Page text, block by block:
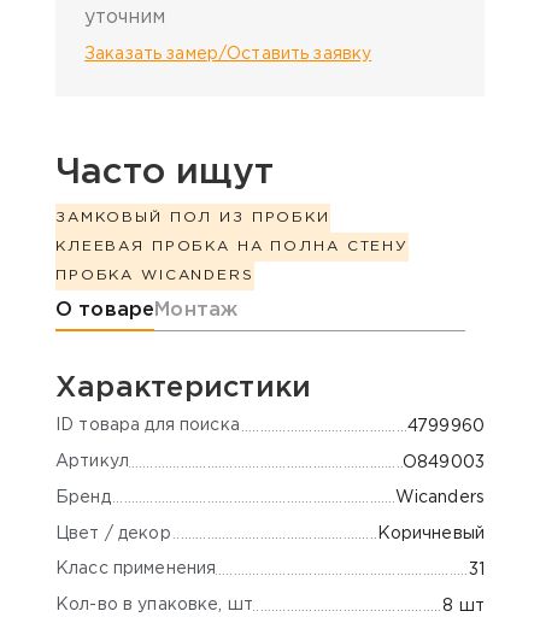
уточним
Заказать замер/Оставить заявку
Часто ищут
ЗАМКОВЫЙ ПОЛ ИЗ ПРОБКИ
КЛЕЕВАЯ ПРОБКА НА ПОЛ НА СТЕНУ
ПРОБКА WICANDERS
Информация о товаре
О товаре Монтаж
Характеристики
ID товара для поиска 4799960
Артикул O849003
Бренд Wicanders
Цвет / декор Коричневый
Класс применения 31
Кол-во в упаковке, шт 8 шт